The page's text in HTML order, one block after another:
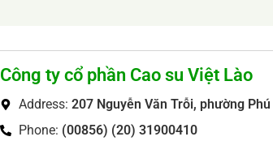
Công ty cổ phần Cao su Việt Lào
Address: 207 Nguyễn Văn Trỗi, phường
Phone: (00856) (20) 31900410